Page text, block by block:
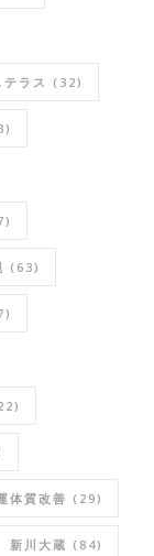
ラス (32)
(63)
体質改善 (29)
新川大蔵 (84)